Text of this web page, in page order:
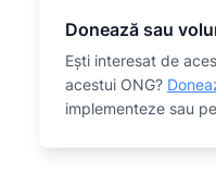
Donează sau
Eşti interesat de
acestui ONG?
implementeze sau